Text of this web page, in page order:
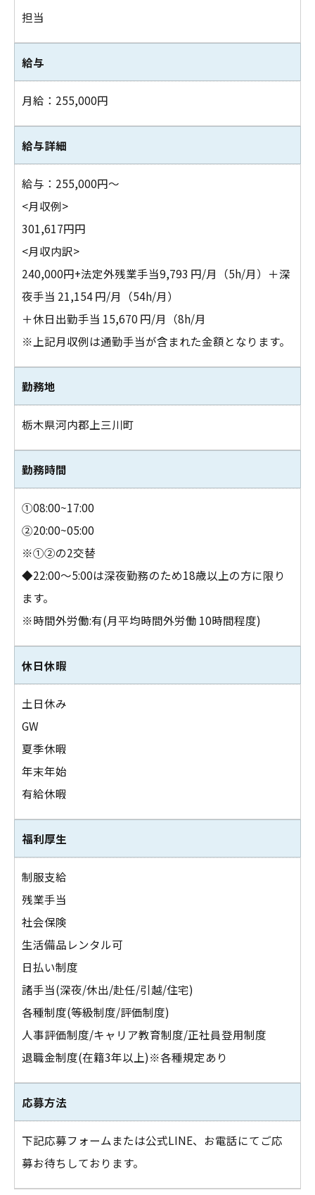
担当
給与
月給：255,000円
給与詳細
給与：255,000円～
<月収例>
301,617円円
<月収内訳>
240,000円+法定外残業手当9,793 円/月（5h/月）＋深
夜手当 21,154 円/月（54h/月）
＋休日出勤手当 15,670 円/月（8h/月
※上記月収例は通勤手当が含まれた金額となります。
勤務地
栃木県河内郡上三川町
勤務時間
①08:00~17:00
②20:00~05:00
※①②の2交替
◆22:00～5:00は深夜勤務のため18歳以上の方に限り
ます。
※時間外労働:有(月平均時間外労働 10時間程度)
休日休暇
土日休み
GW
夏季休暇
年末年始
有給休暇
福利厚生
制服支給
残業手当
社会保険
生活備品レンタル可
日払い制度
諸手当(深夜/休出/赴任/引越/住宅)
各種制度(等級制度/評価制度)
人事評価制度/キャリア教育制度/正社員登用制度
退職金制度(在籍3年以上)※各種規定あり
応募方法
下記応募フォームまたは公式LINE、お電話にてご応
募お待ちしております。
お問い合わせはこちら